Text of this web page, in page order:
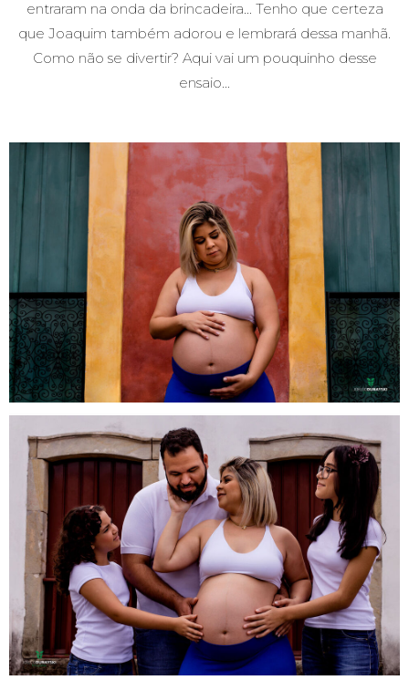
entraram na onda da brincadeira... Tenho que certeza
que Joaquim também adorou e lembrará dessa manhã.
Como não se divertir? Aqui vai um pouquinho desse
ensaio...